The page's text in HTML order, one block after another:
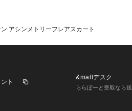
アシンメトリーフレアスカート
ト
&mallデスク
ららぽーと受取なら